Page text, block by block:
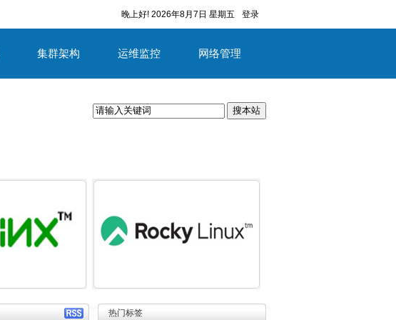
登录
晚上好! 2026年8月7日 星期五
集群架构 运维监控 网络管理
搜本站
热门标签